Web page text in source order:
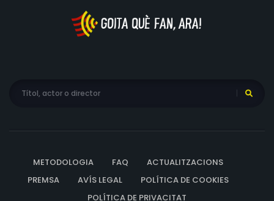
METODOLOGIA FAQ
ACTUALITZACIONS
PREMSA
AVÍS LEGAL
POLÍTICA DE COOKIES
POLÍTICA DE PRIVACITAT